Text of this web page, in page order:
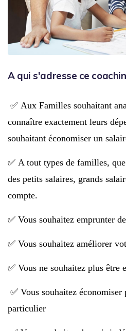
A qui s'adresse ce
✅ Aux Familles souhaitant
connaître exactement leurs
souhaitant économiser un
✅ A tout types de familles,
des petits salaires, grands
compte.
✅ Vous souhaitez emprunter
✅ Vous souhaitez améliorer
✅ Vous ne souhaitez plus
✅ Vous souhaitez
particulier